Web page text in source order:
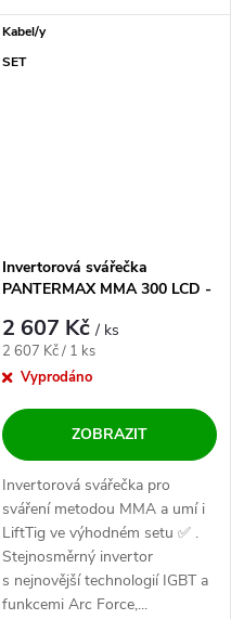
wolframové elektrody (LiftTIG).
Malý,...
Kabel/y
SET
Invertorová svářečka
PANTERMAX MMA 300 LCD -
2 607 Kč/ ks
Měrná cena:
2 607 Kč / 1 ks
Vyprodáno
ZOBRAZIT
Invertorová svářečka pro
sváření metodou MMA a umí i
LiftTig ve výhodném setu ✅ .
Stejnosměrný invertor
s nejnovější technologií IGBT a
funkcemi Arc Force,...